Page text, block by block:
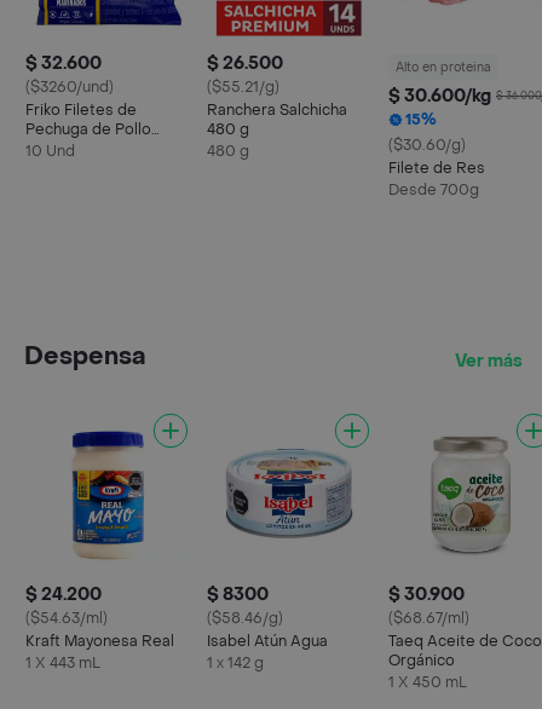
$ 32.600
($3260/und)
Friko Filetes de
Pechuga de Pollo
Marinados
10 Und
$ 26.500
($55.21/g)
Ranchera Salchicha
480 g
480 g
Alto en proteina
$ 30.600/kg $
15%
($30.60/g)
Filete de Res
Desde 700g
Despensa Ver más
$ 24.200
($54.63/ml)
Kraft Mayonesa Real
1 X 443 mL
$ 8300
($58.46/g)
Isabel Atún Agua
1 x 142 g
$ 30.900
($68.67/ml)
Taeq Aceite de Coco
Orgánico
1 X 450 mL